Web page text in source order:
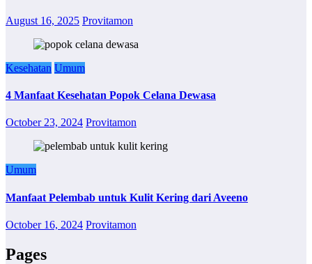
August 16, 2025 Provitamon
Kesehatan Umum
4 Manfaat Kesehatan Popok Celana Dewasa
October 23, 2024 Provitamon
Umum
Manfaat Pelembab untuk Kulit Kering dari Aveeno
October 16, 2024 Provitamon
Pages